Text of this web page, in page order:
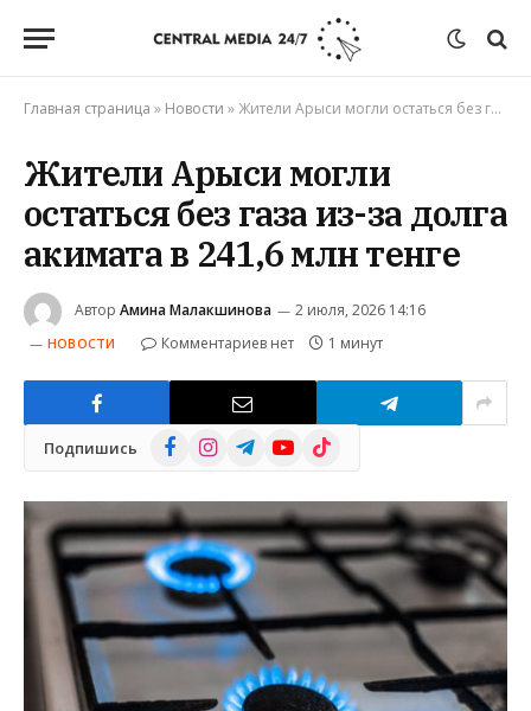
Главная страница » Новости »Жители Арыси могли остаться без газа из-за долга акимата в 241,6 млн тенге
Жители Арыси могли
остаться без газа из-за долга
акимата в 241,6 млн тенге
Автор Амина Малакшинова 2 июля, 2026 14:16
НОВОСТИ Комментариев нет 1 минут
Подпишись FacebookInstagramTelegramYouTube
TikTok